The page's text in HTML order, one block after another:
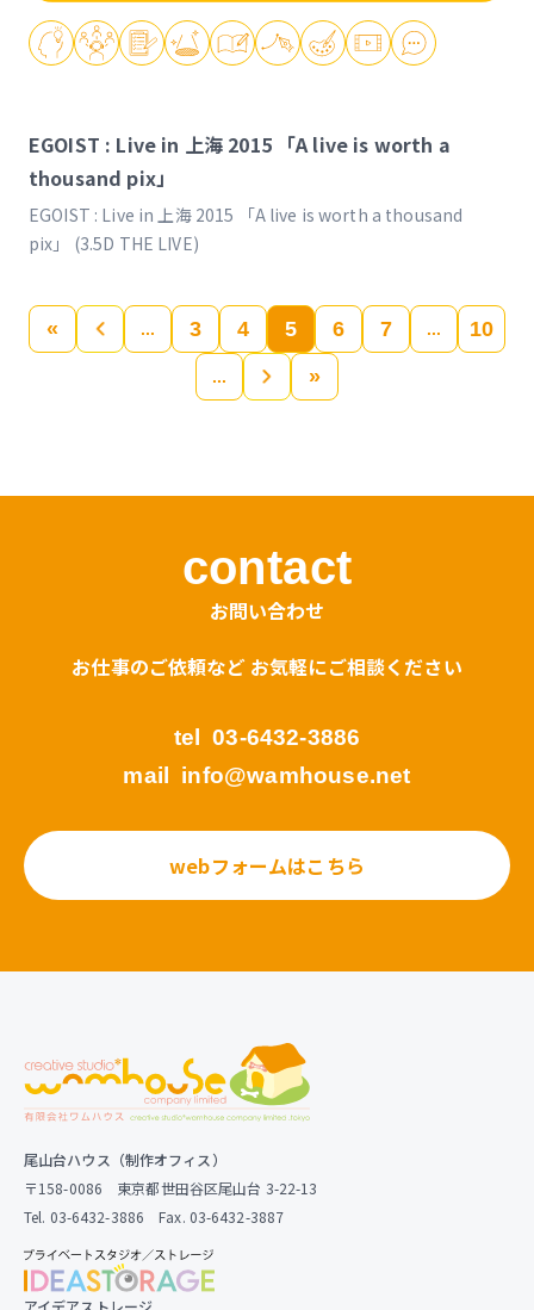
EGOIST : Live in 上海 2015 「A live is worth a
thousand pix」
EGOIST : Live in 上海 2015 「A live is worth a thousand
pix」 (3.5D THE LIVE)
« « ... 3 4 5 6 7 ... 10
... » »
contact
お問い合わせ
お仕事のご依頼など お気軽にご相談ください
tel
03-6432-3886
mail
info@wamhouse.net
webフォームはこちら
尾山台ハウス（制作オフィス）
〒158-0086 東京都世田谷区尾山台 3-22-13
Tel. 03-6432-3886 Fax. 03-6432-3887